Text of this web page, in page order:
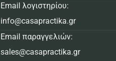
Email λογιστηρίου:
info@casapractika.gr
Email παραγγελιών:
sales@casapractika.gr